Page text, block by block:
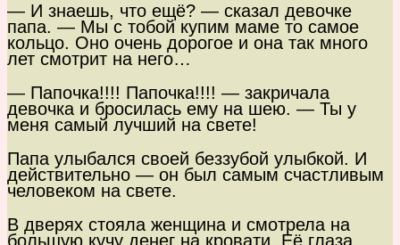
— И знаешь, что ещё? — сказал девочке
папа. — Мы с тобой купим маме то самое
кольцо. Оно очень дорогое и она так много
лет смотрит на него…
— Папочка!!!! Папочка!!!! — закричала
девочка и бросилась ему на шею. — Ты у
меня самый лучший на свете!
Папа улыбался своей беззубой улыбкой. И
действительно — он был самым счастливым
человеком на свете.
В дверях стояла женщина и смотрела на
большую кучу денег на кровати. Её глаза